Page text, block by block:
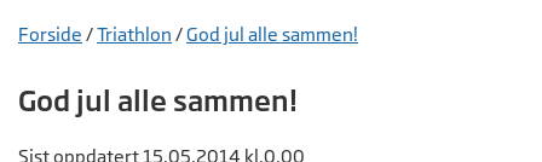
Forside /Triathlon /God jul alle sammen!
God jul alle sammen!
Sist oppdatert 15.05.2014 kl.0.00